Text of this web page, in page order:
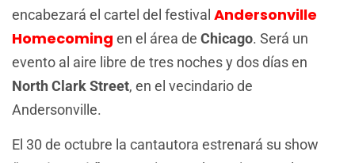
encabezará el cartel del festival Andersonville
Homecoming en el área de Chicago. Será un
evento al aire libre de tres noches y dos días en
North Clark Street, en el vecindario de
Andersonville.
El 30 de octubre la cantautora estrenará su show